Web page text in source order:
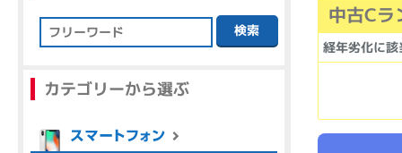
中古Cラ
経年劣化に該
検索
カテゴリーから選ぶ
除外ワード
人気の検索ワード：Let's note EliteBook